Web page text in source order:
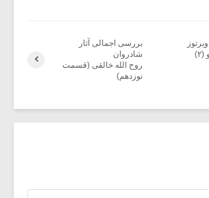
بررسی اجمالی آثار
شادروان
روح الله خالقی (قسمت
نوزدهم)